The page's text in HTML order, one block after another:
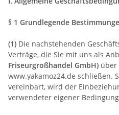
§ 1 Grundlegende
(1) Die nachstehenden
Verträge, die Sie mit uns als
Friseurgroßhandel GmbH) über
www.yakamoz24.de schließen.
vereinbart, wird der
verwendeter eigener